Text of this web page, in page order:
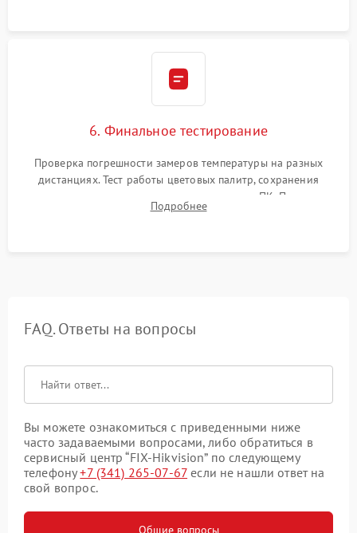
6. Финальное тестирование
Проверка погрешности замеров температуры на разных
дистанциях. Тест работы цветовых палитр, сохранения
термограмм в память и передачи данных на ПК. Проверка
автономности работы и итоговый контроль качества.
Подробнее
FAQ. Ответы на вопросы
Вы можете ознакомиться с приведенными ниже
часто задаваемыми вопросами, либо обратиться в
сервисный центр “FIX-Hikvision” по следующему
телефону+7 (341) 265-07-67 если не нашли ответ на
свой вопрос.
Общие вопросы